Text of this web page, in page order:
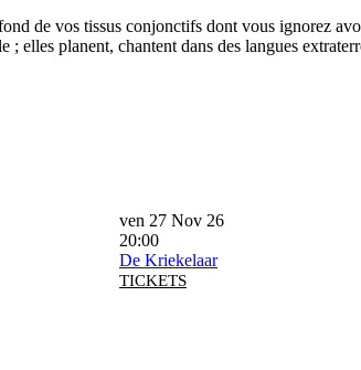
de vos tissus conjonctifs dont vous ignorez
elles planent, chantent dans des langues
ven 27 Nov 26
20:00
De Kriekelaar
TICKETS